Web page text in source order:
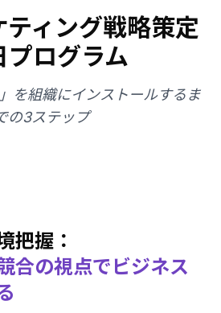
ィング戦略策定
ログラム
を組織にインストールするま
の3ステップ
把握：
合の視点でビジネス